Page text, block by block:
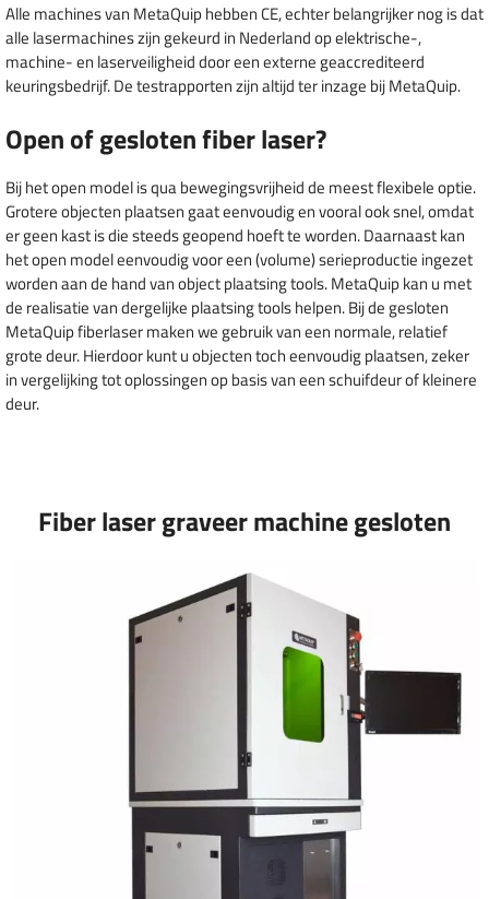
Alle machines van MetaQuip hebben CE, echter belangrijker nog is dat
alle lasermachines zijn gekeurd in Nederland op elektrische-,
machine- en laserveiligheid door een externe geaccrediteerd
keuringsbedrijf. De testrapporten zijn altijd ter inzage bij MetaQuip.
Open of gesloten fiber laser?
Bij het open model is qua bewegingsvrijheid de meest flexibele optie.
Grotere objecten plaatsen gaat eenvoudig en vooral ook snel, omdat
er geen kast is die steeds geopend hoeft te worden. Daarnaast kan
het open model eenvoudig voor een (volume) serieproductie ingezet
worden aan de hand van object plaatsing tools. MetaQuip kan u met
de realisatie van dergelijke plaatsing tools helpen. Bij de gesloten
MetaQuip fiberlaser maken we gebruik van een normale, relatief
grote deur. Hierdoor kunt u objecten toch eenvoudig plaatsen, zeker
in vergelijking tot oplossingen op basis van een schuifdeur of kleinere
deur.
Fiber laser graveer machine gesloten